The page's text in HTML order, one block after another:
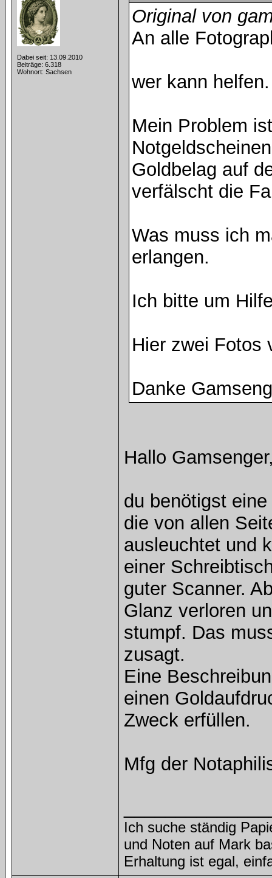
Dabei seit: 13.09.2010
Beiträge: 6.318
Wohnort: Sachsen
Original von
An alle
wer kann helfen.
Mein Problem
Goldbelag auf
verfälscht die
Was muss ich
erlangen.
Ich bitte um
Hier zwei Fotos
Danke
Hallo
du benötigst
die von allen
ausleuchtet und
einer
guter Scanner.
Glanz verloren
stumpf. Das
zusagt.
Eine
einen
Zweck erfüllen.
Mfg der
Ich suche ständig
und Noten auf Mark
Erhaltung ist egal,